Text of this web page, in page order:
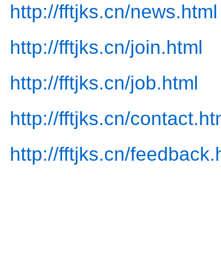
http://fftjks.cn/news.html
http://fftjks.cn/join.html
http://fftjks.cn/job.html
http://fftjks.cn/
http://fftjks.cn/